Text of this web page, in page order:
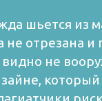
шьется из
не отрезана
видно не